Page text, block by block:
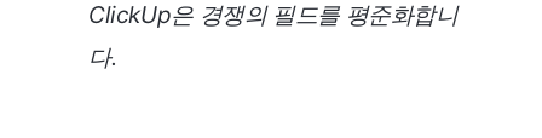
ClickUp은 경쟁의 필드를 평준화합니
다.